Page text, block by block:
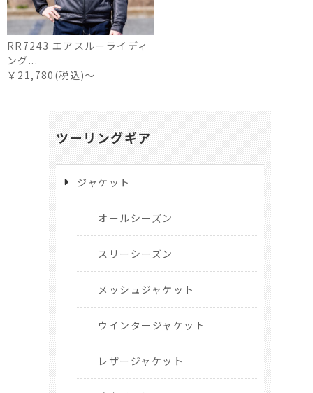
RR7243 エアスルーライディ
ング...
￥21,780(税込)～
ツーリングギア
ジャケット
オールシーズン
スリーシーズン
メッシュジャケット
ウインタージャケット
レザージャケット